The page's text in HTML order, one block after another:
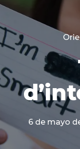
6 de mayo